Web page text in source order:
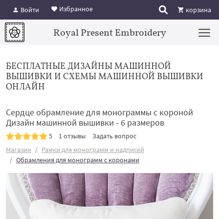
Войти Избранное корзина
Royal Present Embroidery
БЕСПЛАТНЫЕ ДИЗАЙНЫ МАШИННОЙ
ВЫШИВКИ И СХЕМЫ МАШИННОЙ ВЫШИВКИ
ОНЛАЙН
Сердце обрамление для монограммы с короной
Дизайн машинной вышивки - 6 размеров
5 1 отзывы
Задать вопрос
Магазин
Рамки для монограмм и надписей
Обрамления для монограмм с коронами